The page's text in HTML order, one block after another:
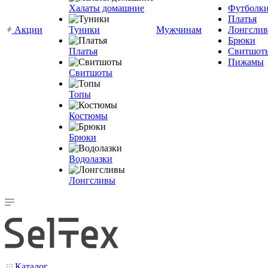
Акции
Халаты домашние
Туники
Платья
Свитшоты
Топы
Костюмы
Брюки
Водолазки
Лонгсливы
Мужчинам
Футболки
Платья
Брюки
Пижамы